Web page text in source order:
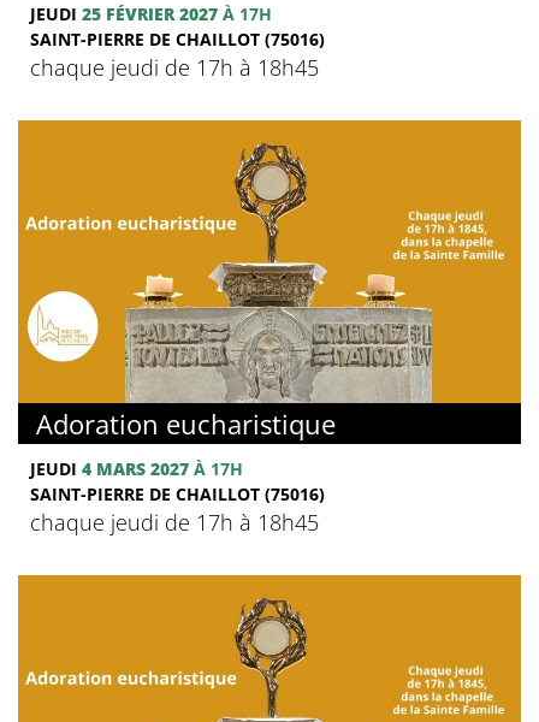
JEUDI 25 FÉVRIER 2027 À 17H
SAINT-PIERRE DE CHAILLOT (75016)
chaque jeudi de 17h à 18h45
Adoration eucharistique
JEUDI 4 MARS 2027 À 17H
SAINT-PIERRE DE CHAILLOT (75016)
chaque jeudi de 17h à 18h45